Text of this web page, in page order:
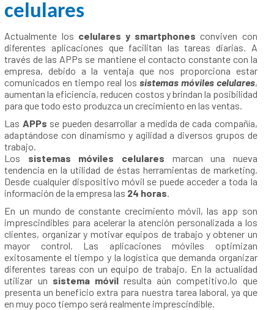
celulares
Actualmente los celulares y smartphones conviven con
diferentes aplicaciones que facilitan las tareas diarias. A
través de las APPs se mantiene el contacto constante con la
empresa, debido a la ventaja que nos proporciona estar
comunicados en tiempo real los sistemas móviles celulares,
aumentan la eficiencia, reducen costos y brindan la posibilidad
para que todo esto produzca un crecimiento en las ventas.
Las APPs se pueden desarrollar a medida de cada compañía,
adaptándose con dinamismo y agilidad a diversos grupos de
trabajo.
Los sistemas móviles celulares marcan una nueva
tendencia en la utilidad de éstas herramientas de marketing.
Desde cualquier dispositivo móvil se puede acceder a toda la
información de la empresa las 24 horas.
En un mundo de constante crecimiento móvil, las app son
imprescindibles para acelerar la atención personalizada a los
clientes, organizar y motivar equipos de trabajo y obtener un
mayor control. Las aplicaciones móviles optimizan
exitosamente el tiempo y la logística que demanda organizar
diferentes tareas con un equipo de trabajo. En la actualidad
utilizar un sistema móvilresulta aún competitivo,lo que
presenta un beneficio extra para nuestra tarea laboral, ya que
en muy poco tiempo será realmente imprescindible.